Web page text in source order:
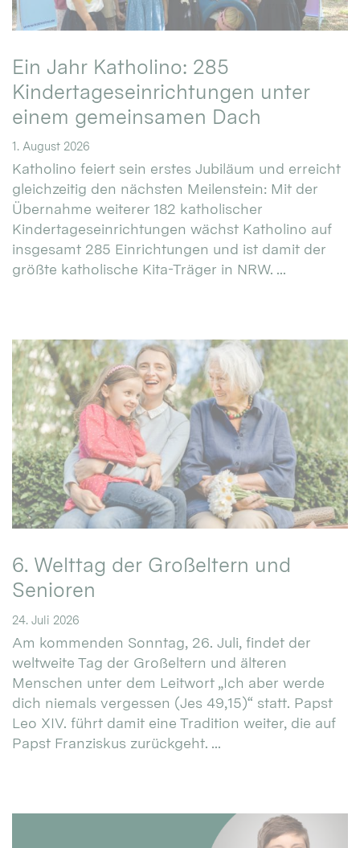
Ein Jahr Katholino: 285
Kindertageseinrichtungen unter
einem gemeinsamen Dach
1. August 2026
Katholino feiert sein erstes Jubiläum und erreicht
gleichzeitig den nächsten Meilenstein: Mit der
Übernahme weiterer 182 katholischer
Kindertageseinrichtungen wächst Katholino auf
insgesamt 285 Einrichtungen und ist damit der
größte katholische Kita-Träger in NRW. ...
6. Welttag der Großeltern und
Senioren
24. Juli 2026
Am kommenden Sonntag, 26. Juli, findet der
weltweite Tag der Großeltern und älteren
Menschen unter dem Leitwort „Ich aber werde
dich niemals vergessen (Jes 49,15)“ statt. Papst
Leo XIV. führt damit eine Tradition weiter, die auf
Papst Franziskus zurückgeht. ...